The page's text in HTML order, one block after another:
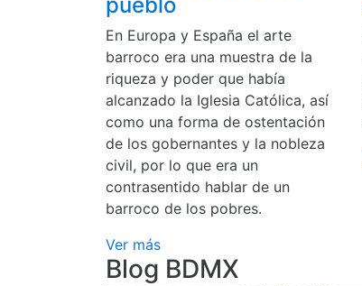
En Europa y España el arte
barroco era una muestra de la
riqueza y poder que había
alcanzado la Iglesia Católica, así
como una forma de ostentación
de los gobernantes y la nobleza
civil, por lo que era un
contrasentido hablar de un
barroco de los pobres.
Ver más
Blog BDMX